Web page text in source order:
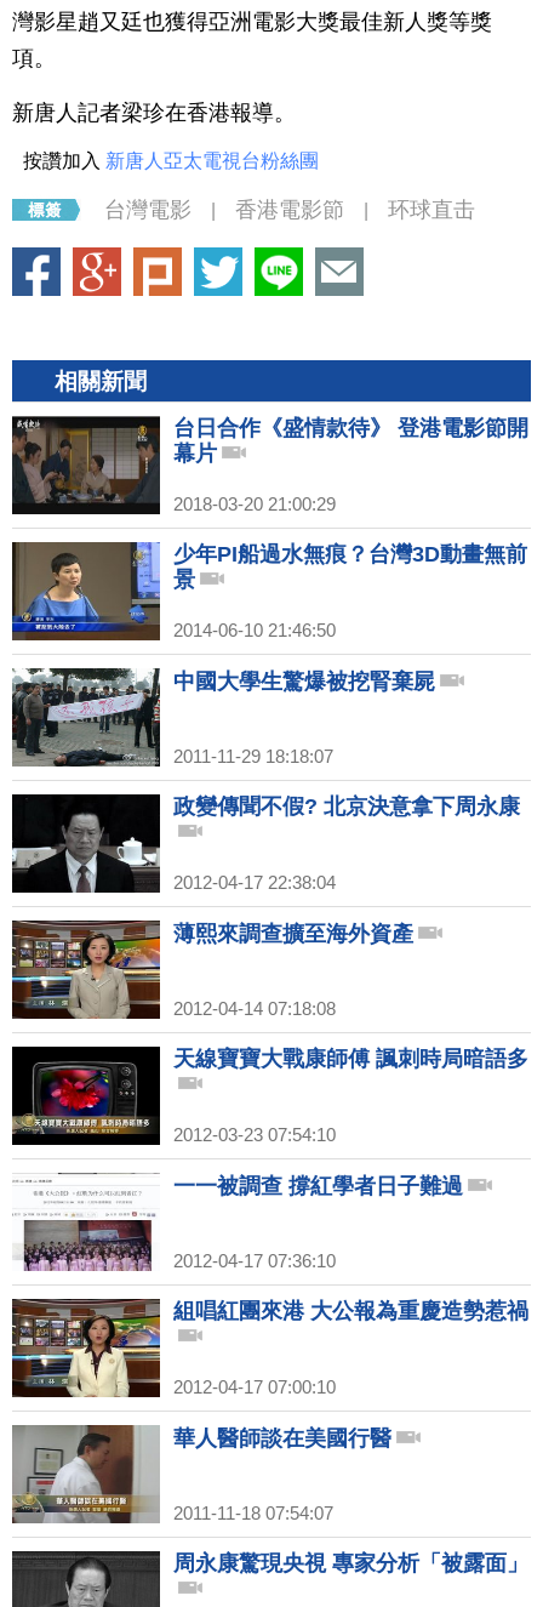
灣影星趙又廷也獲得亞洲電影大獎最佳新人獎等獎
項。
新唐人記者梁珍在香港報導。
按讚加入 新唐人亞太電視台粉絲團
台灣電影 香港電影節 环球直击
相關新聞
台日合作《盛情款待》 登港電影節開
幕片
2018-03-20 21:00:29
少年PI船過水無痕？台灣3D動畫無前
景
2014-06-10 21:46:50
中國大學生驚爆被挖腎棄屍
2011-11-29 18:18:07
政變傳聞不假? 北京決意拿下周永康
2012-04-17 22:38:04
薄熙來調查擴至海外資產
2012-04-14 07:18:08
天線寶寶大戰康師傅 諷刺時局暗語多
2012-03-23 07:54:10
一一被調查 撐紅學者日子難過
2012-04-17 07:36:10
組唱紅團來港 大公報為重慶造勢惹禍
2012-04-17 07:00:10
華人醫師談在美國行醫
2011-11-18 07:54:07
周永康驚現央視 專家分析「被露面」